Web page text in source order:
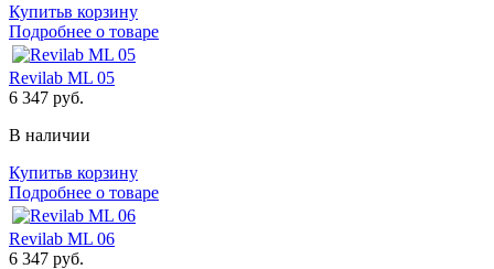
Купитьв корзину
Подробнее о товаре
Revilab ML 05
6 347 руб.
В наличии
Купитьв корзину
Подробнее о товаре
Revilab ML 06
6 347 руб.